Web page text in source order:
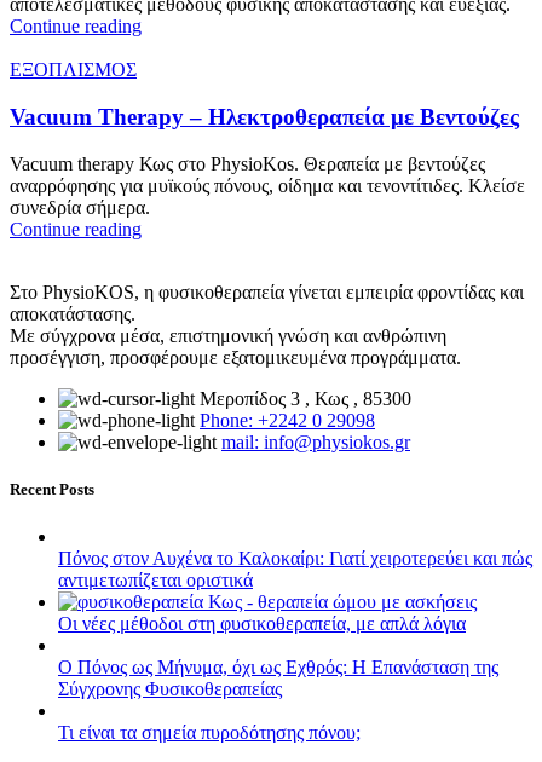
αποτελεσματικές μεθόδους φυσικής αποκατάστασης και ευεξίας.
Continue reading
ΕΞΟΠΛΙΣΜΟΣ
Vacuum Therapy – Ηλεκτροθεραπεία με Βεντούζες
Vacuum therapy Κως στο PhysioKos. Θεραπεία με βεντούζες
αναρρόφησης για μυϊκούς πόνους, οίδημα και τενοντίτιδες. Κλείσε
συνεδρία σήμερα.
Continue reading
Στο PhysioKOS, η φυσικοθεραπεία γίνεται εμπειρία φροντίδας και
αποκατάστασης.
Με σύγχρονα μέσα, επιστημονική γνώση και ανθρώπινη
προσέγγιση, προσφέρουμε εξατομικευμένα προγράμματα.
Μεροπίδος 3 , Κως , 85300
Phone: +2242 0 29098
mail: info@physiokos.gr
Recent Posts
Πόνος στον Αυχένα το Καλοκαίρι: Γιατί χειροτερεύει και πώς
αντιμετωπίζεται οριστικά
Οι νέες μέθοδοι στη φυσικοθεραπεία, με απλά λόγια
Ο Πόνος ως Μήνυμα, όχι ως Εχθρός: Η Επανάσταση της
Σύγχρονης Φυσικοθεραπείας
Τι είναι τα σημεία πυροδότησης πόνου;